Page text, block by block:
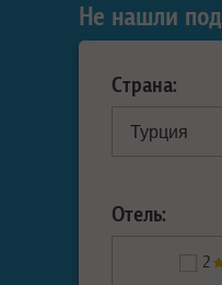
Не нашли
Страна:
Отель:
2